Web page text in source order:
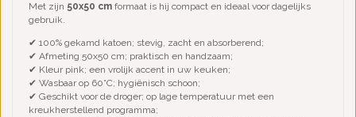
Met zijn 50x50 cm formaat is hij compact en ideaal voor dagelijks
gebruik.
✔ 100% gekamd katoen; stevig, zacht en absorberend;
✔ Afmeting 50x50 cm; praktisch en handzaam;
✔ Kleur pink; een vrolijk accent in uw keuken;
✔ Wasbaar op 60°C; hygiënisch schoon;
✔ Geschikt voor de droger; op lage temperatuur met een
kreukherstellend programma;